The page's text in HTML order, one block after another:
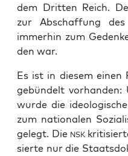
dem Drit­ten Reich.
zur Abschaf­fung
immer­hin zum
den war.
Es ist in die­sem
gebün­delt
wur­de die
zum natio­na­len
ge­legt. Die NSK
sier­te nur die